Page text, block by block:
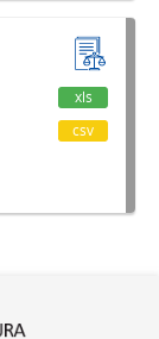
xls
csv